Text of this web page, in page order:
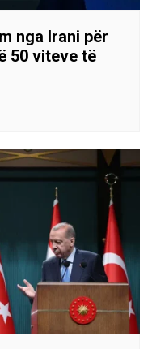
nga Irani për
50 viteve të